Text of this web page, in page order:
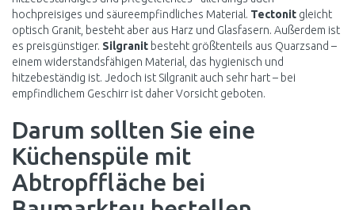
hochpreisiges und säureempfindliches Material. Tectonit gleicht
optisch Granit, besteht aber aus Harz und Glasfasern. Außerdem ist
es preisgünstiger. Silgranit besteht größtenteils aus Quarzsand –
einem widerstandsfähigen Material, das hygienisch und
hitzebeständig ist. Jedoch ist Silgranit auch sehr hart – bei
empfindlichem Geschirr ist daher Vorsicht geboten.
Darum sollten Sie eine
Küchenspüle mit
Abtropffläche bei